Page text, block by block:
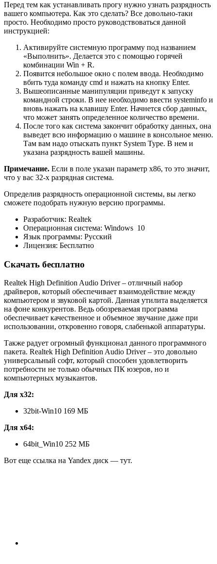
Перед тем как устанавливать прогу нужно узнать разрядность
вашего компьютера. Как это сделать? Все довольно-таки
просто. Необходимо просто руководствоваться данной
инструкцией:
Активируйте системную программу под названием
«Выполнить». Делается это с помощью горячей
комбинации Win + R.
Появится небольшое окно с полем ввода. Необходимо
вбить туда команду cmd и нажать на кнопку Enter.
Вышеописанные манипуляции приведут к запуску
командной строки. В нее необходимо ввести systeminfo и
вновь нажать на клавишу Enter. Начнется сбор данных,
что может занять определенное количество времени.
После того как система закончит обработку данных, она
выведет всю информацию о машине в консольное меню.
Там вам надо отыскать пункт System Type. В нем и
указана разрядность вашей машины.
Примечание. Если в поле указан параметр х86, то это значит,
что у вас 32-х разрядная система.
Определив разрядность операционной системы, вы легко
сможете подобрать нужную версию программы.
Разработчик: Realtek
Операционная система: Windows 10
Язык программы: Русский
Лицензия: Бесплатно
Скачать бесплатно
Realtek High Definition Audio Driver – отличный набор
драйверов, который обеспечивает взаимодействие между
компьютером и звуковой картой. Данная утилита выделяется
на фоне конкурентов. Ведь обозреваемая программа
обеспечивает качественное и объемное звучание даже при
использовании, откровенно говоря, слабенькой аппаратуры.
Также радует огромный функционал данного программного
пакета. Realtek High Definition Audio Driver – это довольно
универсальный софт, который способен удовлетворить
потребности не только обычных ПК юзеров, но и
компьютерных музыкантов.
Для x32:
32bit-Win10 169 МБ
Для x64:
64bit_Win10 252 МБ
Вот еще ссылка на Yandex диск — тут.